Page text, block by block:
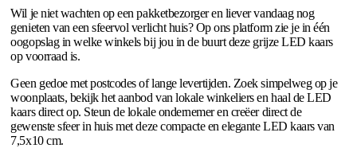
Wil je niet wachten op een pakketbezorger en liever vandaag nog
genieten van een sfeervol verlicht huis? Op ons platform zie je in één
oogopslag in welke winkels bij jou in de buurt deze grijze LED kaars
op voorraad is.
Geen gedoe met postcodes of lange levertijden. Zoek simpelweg op je
woonplaats, bekijk het aanbod van lokale winkeliers en haal de LED
kaars direct op. Steun de lokale ondernemer en creëer direct de
gewenste sfeer in huis met deze compacte en elegante LED kaars van
7,5x10 cm.